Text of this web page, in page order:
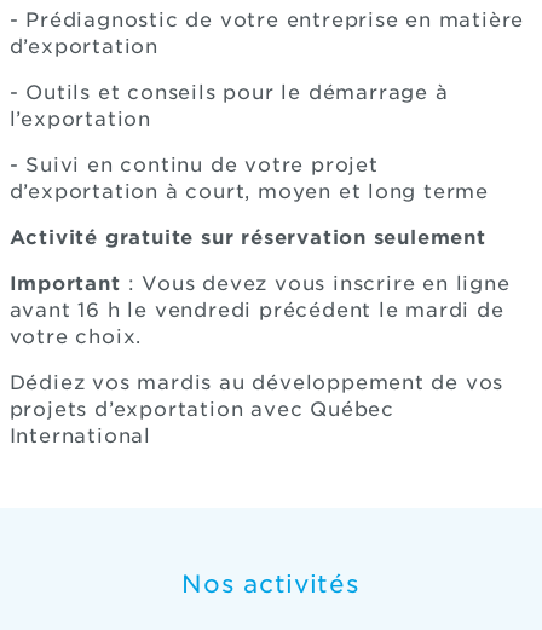
- Prédiagnostic de votre entreprise en matière
d’exportation
- Outils et conseils pour le démarrage à
l’exportation
- Suivi en continu de votre projet
d’exportation à court, moyen et long terme
Activité gratuite sur réservation seulement
Important : Vous devez vous inscrire en ligne
avant 16 h le vendredi précédent le mardi de
votre choix.
Dédiez vos mardis au développement de vos
projets d’exportation avec Québec
International
Nos activités